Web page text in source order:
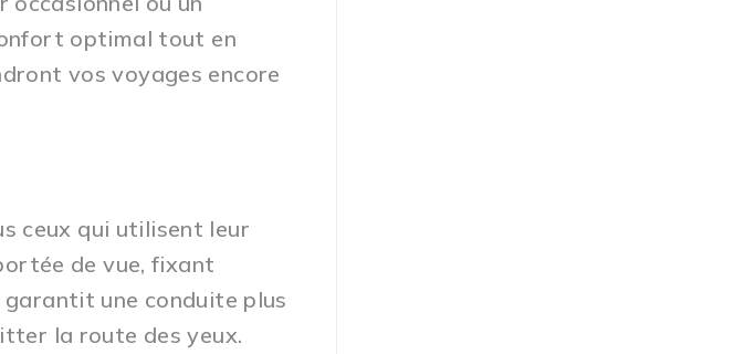
optimal tout en
vos voyages encore
ceux qui utilisent leur
de vue, fixant
une conduite plus
la route des yeux.